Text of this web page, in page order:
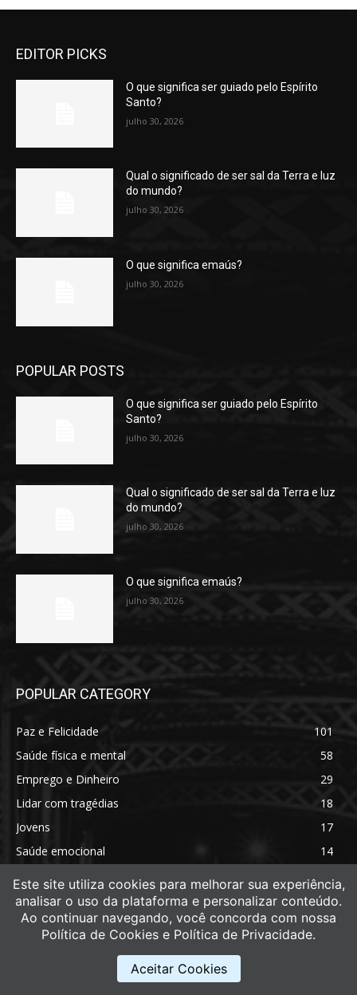
EDITOR PICKS
O que significa ser guiado pelo Espírito
Santo?
julho 30, 2026
Qual o significado de ser sal da Terra e luz
do mundo?
julho 30, 2026
O que significa emaús?
julho 30, 2026
POPULAR POSTS
O que significa ser guiado pelo Espírito
Santo?
julho 30, 2026
Qual o significado de ser sal da Terra e luz
do mundo?
julho 30, 2026
O que significa emaús?
julho 30, 2026
POPULAR CATEGORY
Paz e Felicidade
101
Saúde física e mental
58
Emprego e Dinheiro
29
Lidar com tragédias
18
Jovens
17
Saúde emocional
14
Este site utiliza cookies para melhorar sua experiência,
analisar o uso da plataforma e personalizar conteúdo.
Ao continuar navegando, você concorda com nossa
Política de Cookies e Política de Privacidade.
Aceitar Cookies